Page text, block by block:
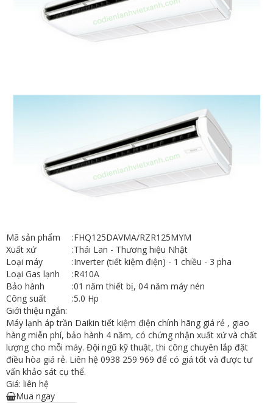
Mã sản phẩm :FHQ125DAVMA/RZR125MYM
Xuất xứ
:Thái Lan - Thương hiệu Nhật
Loại máy
:Inverter (tiết kiệm điện) - 1 chiều - 3 pha
Loại Gas lạnh
:R410A
Bảo hành
:01 năm thiết bị, 04 năm máy nén
Công suất
:5.0 Hp
Giới thiệu ngắn:
Máy lạnh áp trần Daikin tiết kiệm điện chính hãng giá rẻ , giao
hàng miễn phí, bảo hành 4 năm, có chứng nhận xuất xứ và chất
lượng cho mỗi máy. Đội ngũ kỹ thuật, thi công chuyên lắp đặt
điều hòa giá rẻ. Liên hệ 0938 259 969 để có giá tốt và được tư
vấn khảo sát cụ thể.
Giá: liên hệ
Mua ngay